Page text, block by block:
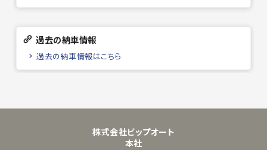
過去の納車情報
過去の納車情報はこちら
株式会社ビップオート
本社